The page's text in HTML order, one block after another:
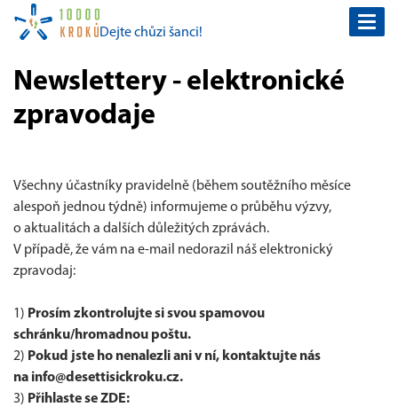
Dejte chůzi šanci!
Newslettery - elektronické
zpravodaje
Všechny účastníky pravidelně (během soutěžního měsíce
alespoň jednou týdně) informujeme o průběhu výzvy,
o aktualitách a dalších důležitých zprávách.
V případě, že vám na e-mail nedorazil náš elektronický
zpravodaj:
1) Prosím zkontrolujte si svou spamovou
schránku/hromadnou poštu.
2) Pokud jste ho nenalezli ani v ní, kontaktujte nás
na info@desettisickroku.cz.
3) Přihlaste se ZDE: